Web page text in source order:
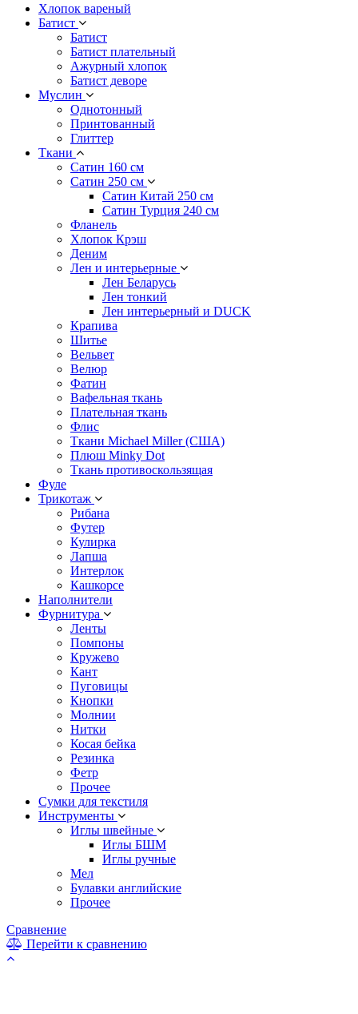
Хлопок вареный
Батист
Батист
Батист плательный
Ажурный хлопок
Батист деворе
Муслин
Однотонный
Принтованный
Глиттер
Ткани
Сатин 160 см
Сатин 250 см
Сатин Китай 250 см
Сатин Турция 240 см
Фланель
Хлопок Крэш
Деним
Лен и интерьерные
Лен Беларусь
Лен тонкий
Лен интерьерный и DUCK
Крапива
Шитье
Вельвет
Велюр
Фатин
Вафельная ткань
Плательная ткань
Флис
Ткани Michael Miller (США)
Плюш Minky Dot
Ткань противоскользящая
Фуле
Трикотаж
Рибана
Футер
Кулирка
Лапша
Интерлок
Кашкорсе
Наполнители
Фурнитура
Ленты
Помпоны
Кружево
Кант
Пуговицы
Кнопки
Молнии
Нитки
Косая бейка
Резинка
Фетр
Прочее
Сумки для текстиля
Инструменты
Иглы швейные
Иглы БШМ
Иглы ручные
Мел
Булавки английские
Прочее
Сравнение
Перейти к сравнению